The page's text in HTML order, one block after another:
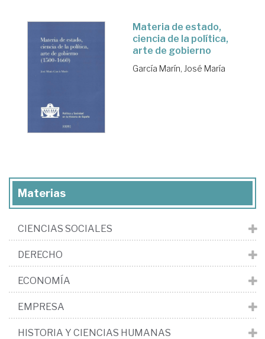
Materia de estado,
ciencia de la política,
arte de gobierno
García Marín, José María
Materias
CIENCIAS SOCIALES
DERECHO
ECONOMÍA
EMPRESA
HISTORIA Y CIENCIAS HUMANAS